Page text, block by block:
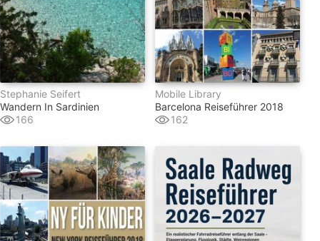
Stephanie Seifert
Wandern In Sardinien
166
Mobile Library
Barcelona Reiseführer 2018
162